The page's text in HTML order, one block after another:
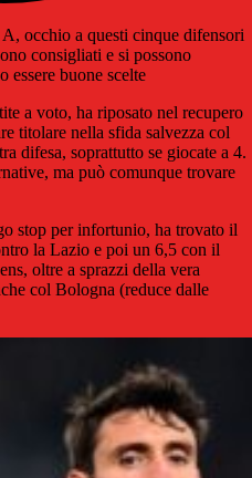
occhio a questi cinque difensori
consigliati e si possono
essere buone scelte
a voto, ha riposato nel recupero
titolare nella sfida salvezza col
difesa, soprattutto se giocate a 4.
ma può comunque trovare
stop per infortunio, ha trovato il
la Lazio e poi un 6,5 con il
oltre a sprazzi della vera
col Bologna (reduce dalle